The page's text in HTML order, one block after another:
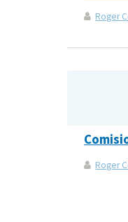
Roger
Roger